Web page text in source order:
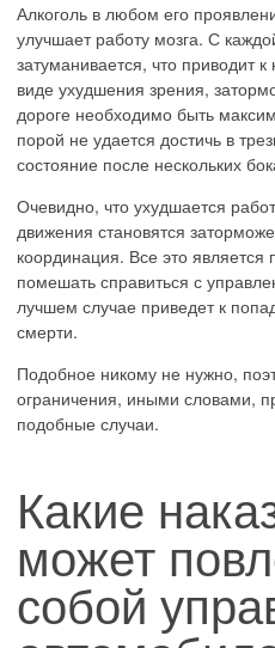
Алкоголь в любом его
улучшает работу мозга. С
затуманивается, что приводит
виде ухудшения зрения,
дороге необходимо быть
порой не удается достичь в
состояние после нескольких
Очевидно, что ухудшается
движения становятся
координация. Все это
помешать справиться с
лучшем случае приведет к
смерти.
Подобное никому не нужно,
ограничения, иными словами,
подобные случаи.
Какие
может
собой